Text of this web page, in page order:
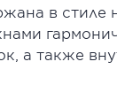
в
а также